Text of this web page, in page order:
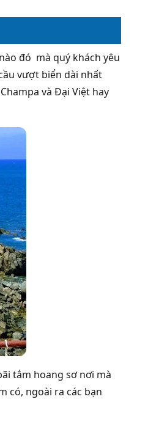
đó mà quý khách yêu
vượt biển dài nhất
và Đại Việt hay
tắm hoang sơ nơi mà
có, ngoài ra các bạn